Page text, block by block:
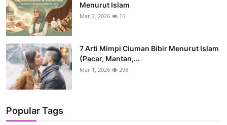
Menurut Islam
Mar 2, 2026 16
7 Arti Mimpi Ciuman Bibir Menurut Islam
(Pacar, Mantan,...
Mar 1, 2026 298
Popular Tags